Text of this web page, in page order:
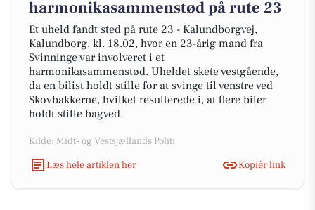
harmonikasammenstød på rute 23
Et uheld fandt sted på rute 23 - Kalundborgvej,
Kalundborg, kl. 18.02, hvor en 23-årig mand fra
Svinninge var involveret i et
harmonikasammenstød. Uheldet skete vestgående,
da en bilist holdt stille for at svinge til venstre ved
Skovbakkerne, hvilket resulterede i, at flere biler
holdt stille bagved.
Kilde: Midt- og Vestsjællands Politi
Læs hele artiklen her
Kopiér link